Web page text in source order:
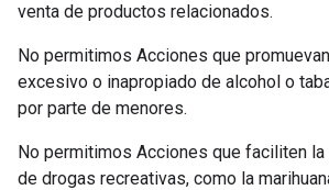
venta de productos relacionados.
No permitimos Acciones que
excesivo o inapropiado de alcohol o
por parte de menores.
No permitimos Acciones que faciliten
de drogas recreativas, como la